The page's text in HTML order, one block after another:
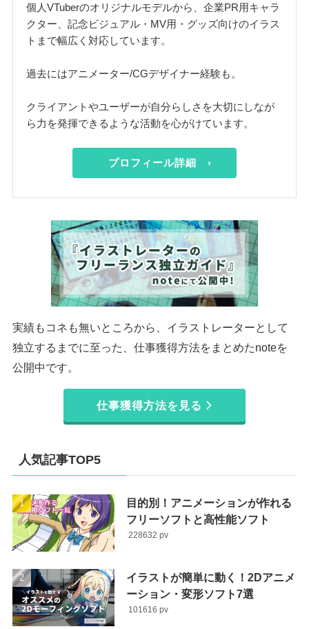
個人VTuberのオリジナルモデルから、企業PR用キャラ
クター、記念ビジュアル・MV用・グッズ向けのイラス
トまで幅広く対応しています。
過去にはアニメーター/CGデザイナー経験も。
クライアントやユーザーが自分らしさを大切にしなが
ら力を発揮できるような活動を心がけています。
プロフィール詳細 ›
実績もコネも無いところから、イラストレーターとして
独立するまでに至った、仕事獲得方法をまとめたnoteを
公開中です。
仕事獲得方法を見る
人気記事TOP5
目的別！アニメーションが作れる
フリーソフトと高性能ソフト
228632
イラストが簡単に動く！2Dアニメ
ーション・変形ソフト7選
101616